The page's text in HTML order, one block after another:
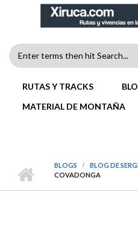
Pasar al contenido principal
FORMULARIO
DE
BÚSQUEDA
MENÚ
RUTAS Y TRACKS
MATERIAL DE MONTAÑA
BLOGS BLOG DE
COVADONGA